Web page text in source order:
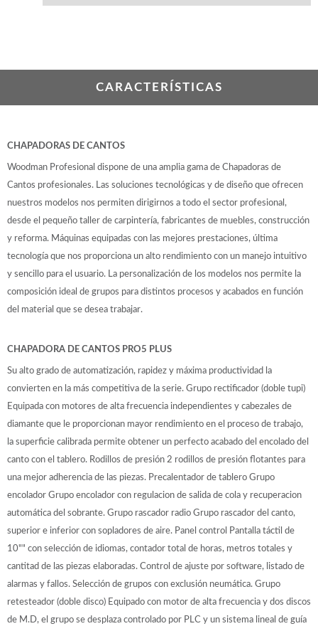
CARACTERÍSTICAS
CHAPADORAS DE CANTOS
Woodman Profesional dispone de una amplia gama de Chapadoras de
Cantos profesionales. Las soluciones tecnológicas y de diseño que ofrecen
nuestros modelos nos permiten dirigirnos a todo el sector profesional,
desde el pequeño taller de carpintería, fabricantes de muebles, construcción
y reforma. Máquinas equipadas con las mejores prestaciones, última
tecnología que nos proporciona un alto rendimiento con un manejo intuitivo
y sencillo para el usuario. La personalización de los modelos nos permite la
composición ideal de grupos para distintos procesos y acabados en función
del material que se desea trabajar.
CHAPADORA DE CANTOS PRO5 PLUS
Su alto grado de automatización, rapidez y máxima productividad la
convierten en la más competitiva de la serie. Grupo rectificador (doble tupi)
Equipada con motores de alta frecuencia independientes y cabezales de
diamante que le proporcionan mayor rendimiento en el proceso de trabajo,
la superficie calibrada permite obtener un perfecto acabado del encolado del
canto con el tablero. Rodillos de presión 2 rodillos de presión flotantes para
una mejor adherencia de las piezas. Precalentador de tablero Grupo
encolador Grupo encolador con regulacion de salida de cola y recuperacion
automática del sobrante. Grupo rascador radio Grupo rascador del canto,
superior e inferior con sopladores de aire. Panel control Pantalla táctil de
10"" con selección de idiomas, contador total de horas, metros totales y
cantitad de las piezas elaboradas. Control de ajuste por software, listado de
alarmas y fallos. Selección de grupos con exclusión neumática. Grupo
retesteador (doble disco) Equipado con motor de alta frecuencia y dos discos
de M.D, el grupo se desplaza controlado por PLC y un sistema lineal de guía